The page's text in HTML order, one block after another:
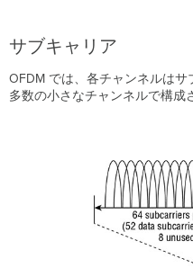
サブキャリア
OFDM では、各チャンネルは
多数の小さなチャンネルで構成